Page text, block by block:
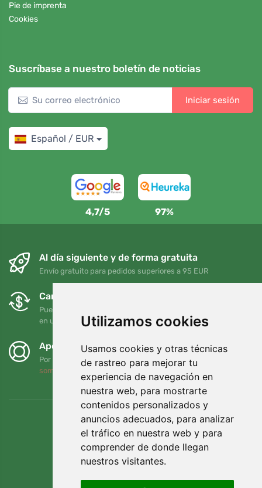
Utilizamos cookies
Usamos cookies y otras técnicas
de rastreo para mejorar tu
experiencia de navegación en
nuestra web, para mostrarte
contenidos personalizados y
anuncios adecuados, para analizar
el tráfico en nuestra web y para
comprender de donde llegan
nuestros visitantes.
Pie de imprenta
Cookies
Suscríbase a nuestro boletín de noticias
Iniciar sesión
Español / EUR
4,7/5 97%
Al día siguiente y de forma gratuita
Envío gratuito para pedidos superiores a 95 EUR
Cambios y devoluciones gratuitos
Puede devolver o cambiar su pedido en cualquier momento
en un plazo de 90 días
Apoyamos a Trees.org
Por cada pedido plantamos un árbol. Leer más
somos